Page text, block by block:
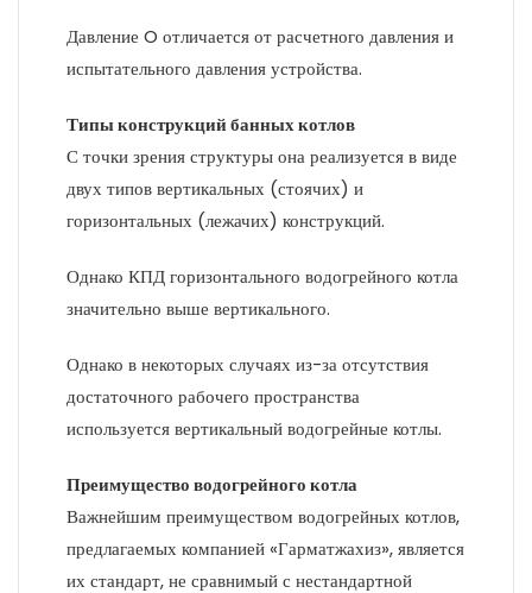
Давление O отличается от расчетного давления и
испытательного давления устройства.
Типы конструкций банных котлов
С точки зрения структуры она реализуется в виде
двух типов вертикальных (стоячих) и
горизонтальных (лежачих) конструкций.
Однако КПД горизонтального водогрейного котла
значительно выше вертикального.
Однако в некоторых случаях из-за отсутствия
достаточного рабочего пространства
используется вертикальный водогрейные котлы.
Преимущество водогрейного котла
Важнейшим преимуществом водогрейных котлов,
предлагаемых компанией «Гарматжахиз», является
их стандарт, не сравнимый с нестандартной